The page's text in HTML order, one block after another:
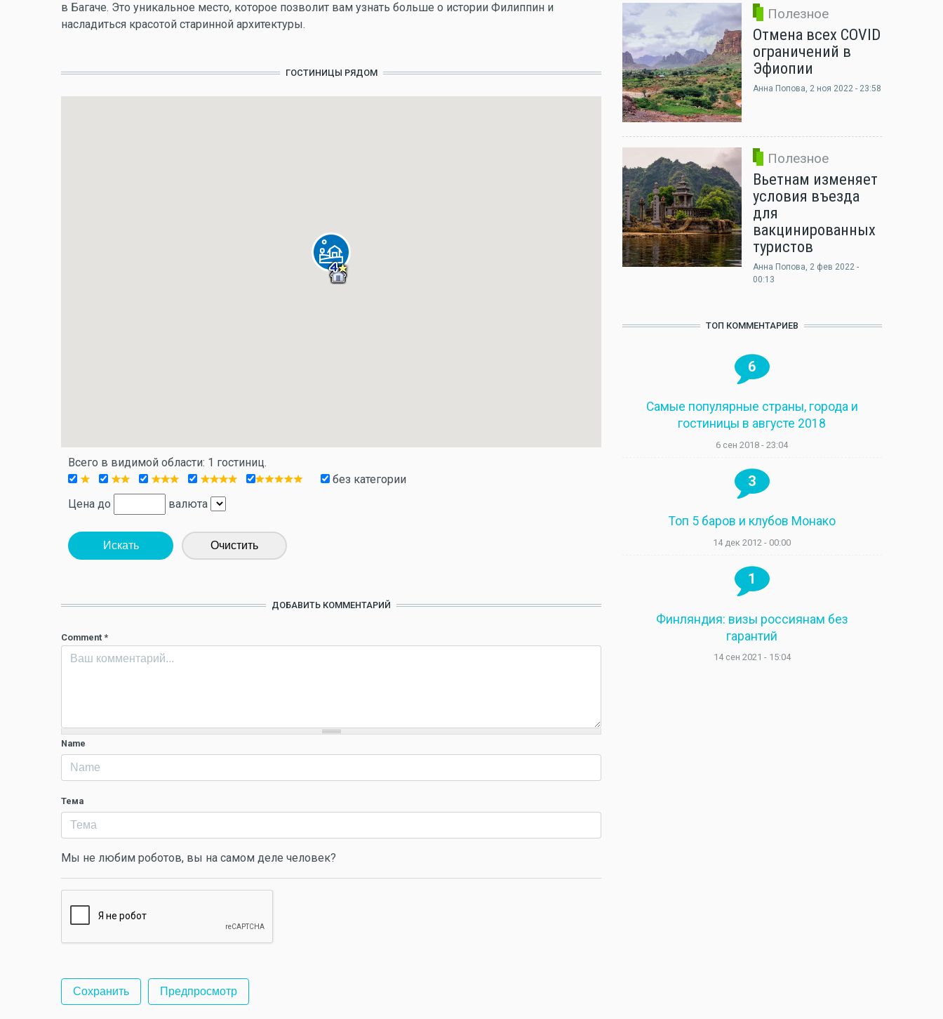
в Багаче. Это уникальное место, которое позволит вам узнать больше о истории Филиппин и
насладиться красотой старинной архитектуры.
ГОСТИНИЦЫ РЯДОМ
Всего в видимой области: 1 гостиниц.
без категории
Цена до
валюта
Искать Очистить
ДОБАВИТЬ КОММЕНТАРИЙ
Comment *
Name
Тема
Мы не любим роботов, вы на самом деле человек?
Полезное
Отмена всех COVID
ограничений в
Эфиопии
Анна Попова, 2 ноя 2022 - 23:58
Полезное
Вьетнам изменяет
условия въезда
для
вакцинированных
туристов
Анна Попова, 2 фев 2022 -
00:13
ТОП КОММЕНТАРИЕВ
6
Самые популярные страны, города и
гостиницы в августе 2018
6 сен 2018 - 23:04
3
Топ 5 баров и клубов Монако
14 дек 2012 - 00:00
1
Финляндия: визы россиянам без
гарантий
14 сен 2021 - 15:04